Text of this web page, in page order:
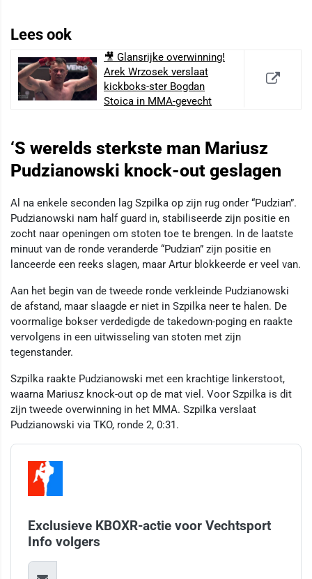
Lees ook
🎥 Glansrijke overwinning!
Arek Wrzosek verslaat
kickboks-ster Bogdan
Stoica in MMA-gevecht
‘S werelds sterkste man Mariusz
Pudzianowski knock-out geslagen
Al na enkele seconden lag Szpilka op zijn rug onder “Pudzian”.
Pudzianowski nam half guard in, stabiliseerde zijn positie en
zocht naar openingen om stoten toe te brengen. In de laatste
minuut van de ronde veranderde “Pudzian” zijn positie en
lanceerde een reeks slagen, maar Artur blokkeerde er veel van.
Aan het begin van de tweede ronde verkleinde Pudzianowski
de afstand, maar slaagde er niet in Szpilka neer te halen. De
voormalige bokser verdedigde de takedown-poging en raakte
vervolgens in een uitwisseling van stoten met zijn
tegenstander.
Szpilka raakte Pudzianowski met een krachtige linkerstoot,
waarna Mariusz knock-out op de mat viel. Voor Szpilka is dit
zijn tweede overwinning in het MMA. Szpilka verslaat
Pudzianowski via TKO, ronde 2, 0:31.
Exclusieve KBOXR-actie voor Vechtsport
Info volgers